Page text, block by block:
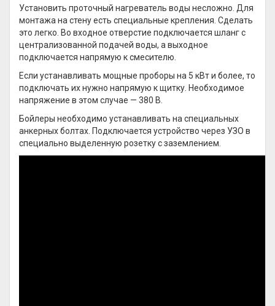
Установить проточный нагреватель воды несложно. Для
монтажа на стену есть специальные крепления. Сделать
это легко. Во входное отверстие подключается шланг с
централизованной подачей воды, а выходное
подключается напрямую к смесителю.
Если устанавливать мощные проборы на 5 кВт и более, то
подключать их нужно напрямую к щитку. Необходимое
напряжение в этом случае — 380 В.
Бойлеры необходимо устанавливать на специальных
анкерных болтах. Подключается устройство через УЗО в
специально выделенную розетку с заземлением.